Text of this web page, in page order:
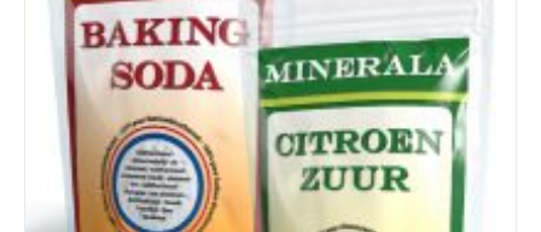
Details